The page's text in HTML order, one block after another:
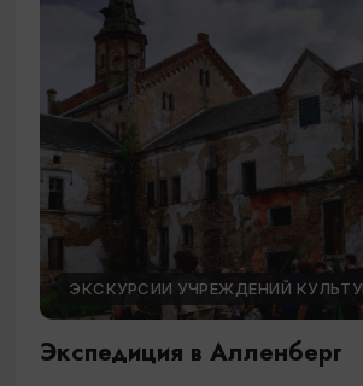
ЭКСКУРСИИ УЧРЕЖДЕНИЙ
Экспедиция в Алленберг